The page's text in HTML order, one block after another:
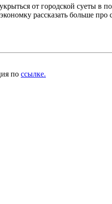
от городской суеты в
рассказать больше
по ссылке.